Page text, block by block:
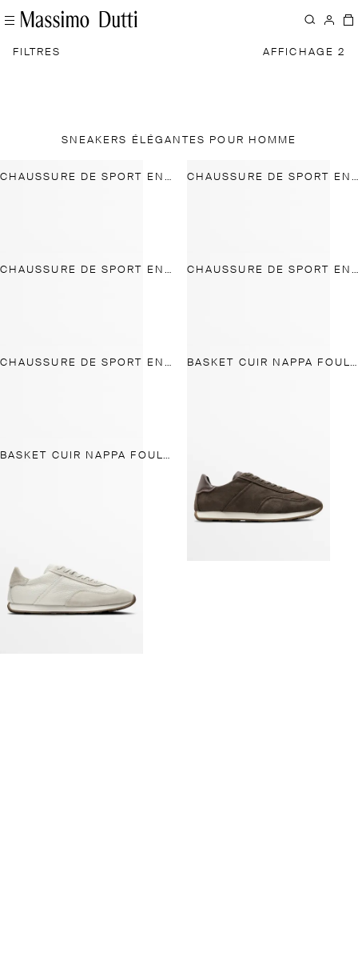
FILTRES AFFICHAGE 2
SNEAKERS ÉLÉGANTES POUR HOMME
CHAUSSURE DE SPORT EN CUIR À SEMELLE ÉPAISSE CHAUSSURE DE SPORT EN CROÛTE DE CUIR SOUPLE
CHAUSSURE DE SPORT EN CUIR À SEMELLE ÉPAISSE CHAUSSURE DE SPORT EN CUIR À SEMELLE ÉPAISSE
CHAUSSURE DE SPORT EN CROÛTE DE CUIR BASKET CUIR NAPPA FOULONNÉ
BASKET CUIR NAPPA FOULONNÉ